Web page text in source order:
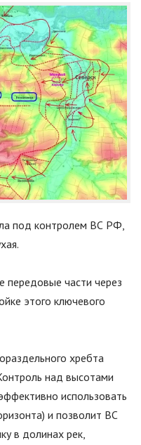
под контролем ВС РФ,
передовые части через
этого ключевого
хребта
над высотами
использовать
и позволит ВС
в долинах рек,